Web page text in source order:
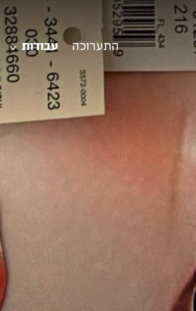
התערוכה עבודות